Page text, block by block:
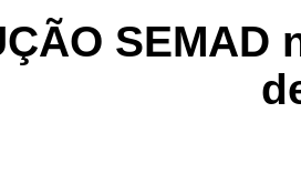
SEMAD